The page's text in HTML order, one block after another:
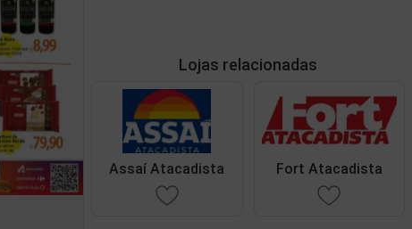
Lojas relacionadas
Assaí Atacadista Fort Atacadista